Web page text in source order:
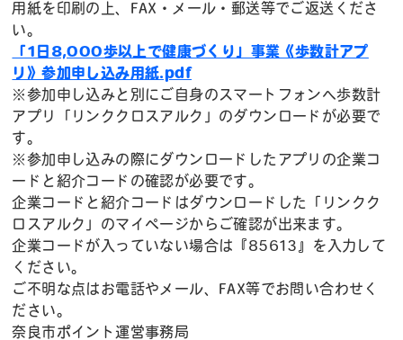
用紙を印刷の上、FAX・メール・郵送等でご返送くださ
い。
「1日8,000歩以上で健康づくり」事業《歩数計アプ
リ》参加申し込み用紙.pdf
※参加申し込みと別にご自身のスマートフォンへ歩数計
アプリ「リンククロスアルク」のダウンロードが必要で
す。
※参加申し込みの際にダウンロードしたアプリの企業コ
ードと紹介コードの確認が必要です。
企業コードと紹介コードはダウンロードした「リンクク
ロスアルク」のマイページからご確認が出来ます。
企業コードが入っていない場合は『85613』を入力して
ください。
ご不明な点はお電話やメール、FAX等でお問い合わせく
ださい。
奈良市ポイント運営事務局